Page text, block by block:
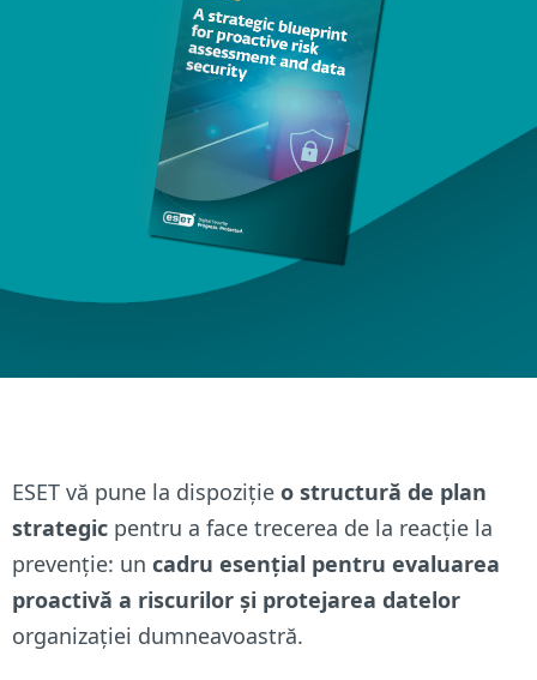
ESET vă pune la dispoziție o structură de plan
strategic pentru a face trecerea de la reacție la
prevenție: un cadru esențial pentru evaluarea
proactivă a riscurilor și protejarea datelor
organizației dumneavoastră.